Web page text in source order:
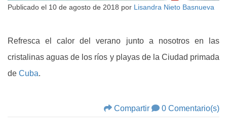
Publicado el 10 de agosto de 2018 por Lisandra Nieto Basnueva
Refresca el calor del verano junto a nosotros en las
cristalinas aguas de los ríos y playas de la Ciudad primada
de Cuba.
Compartir 0 Comentario(s)